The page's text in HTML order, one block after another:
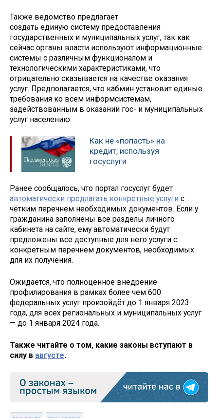
Также ведомство предлагает
создать единую систему предоставления
государственных и муниципальных услуг, так как
сейчас органы власти используют информационные
системы с различным функционалом и
технологическими характеристиками, что
отрицательно сказывается на качестве оказания
услуг. Предполагается, что кабмин установит единые
требования ко всем информсистемам,
задействованным в оказании гос- и муниципальных
услуг населению.
Как не «попасть» на
кредит, используя
госуслуги
Ранее сообщалось, что портал госуслуг будет
автоматически предлагать конкретные услуги с
чётким перечнем необходимых документов. Если у
гражданина заполнены все разделы личного
кабинета на сайте, ему автоматически будут
предложены все доступные для него услуги с
конкретным перечнем документов, необходимых
для их получения.
Ожидается, что полноценное внедрение
профилирования в рамках более чем 600
федеральных услуг произойдёт до 1 января 2023
года, для всех региональных и муниципальных услуг
— до 1 января 2024 года.
Также читайте о том, какие законы вступают в
силу в августе.